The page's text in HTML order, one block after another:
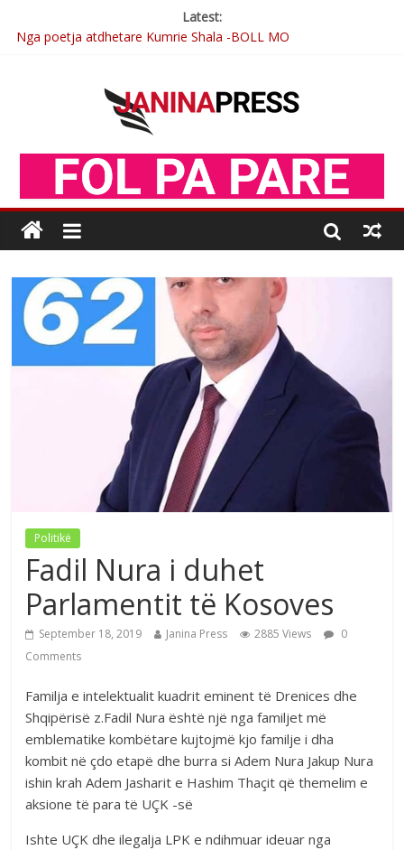
Latest:
Nga poetja atdhetare Kumrie Shala -BOLL MO
Çlirimtari Mentor Mushkolaj nderohet me mirenjohje nga
Xhevdet Qeriqi Dega e invalidëve në Fushë Kosovë
Postim me vlera nga artistja e mirëfilltë Mimoza Gjoni
Politikë
Fadil Nura i duhet
Parlamentit të Kosoves
September 18, 2019 Janina Press 2885 Views
0
Comments
Familja e intelektualit kuadrit eminent të Drenices dhe
Shqipërisë z.Fadil Nura është një nga familjet më
emblematike kombëtare kujtojmë kjo familje i dha
kombit në çdo etapë dhe burra si Adem Nura Jakup Nura
ishin krah Adem Jasharit e Hashim Thaçit që themelim e
aksione të para të UÇK -së
Ishte UÇK dhe ilegalja LPK e ndihmuar ideuar nga